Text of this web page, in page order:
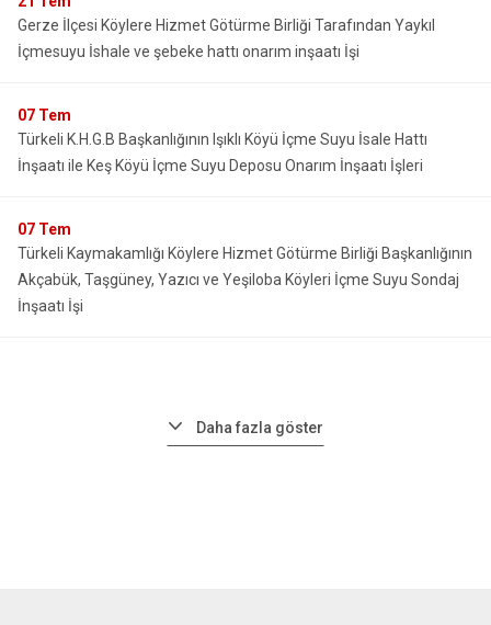
Gerze İlçesi Köylere Hizmet Götürme Birliği Tarafından Yaykıl
İçmesuyu İshale ve şebeke hattı onarım inşaatı İşi
07 Tem
Türkeli K.H.G.B Başkanlığının Işıklı Köyü İçme Suyu İsale Hattı
İnşaatı ile Keş Köyü İçme Suyu Deposu Onarım İnşaatı İşleri
07 Tem
Türkeli Kaymakamlığı Köylere Hizmet Götürme Birliği Başkanlığının
Akçabük, Taşgüney, Yazıcı ve Yeşiloba Köyleri İçme Suyu Sondaj
İnşaatı İşi
Daha fazla göster